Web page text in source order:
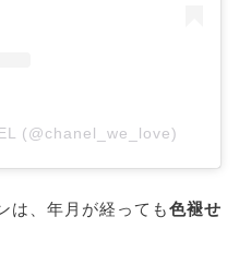
(@chanel_we_love)
は、年月が経っても色褪せ